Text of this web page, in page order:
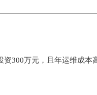
300万元，且年运维成本